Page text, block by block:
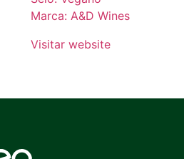
Marca: A&D Wines
Visitar website